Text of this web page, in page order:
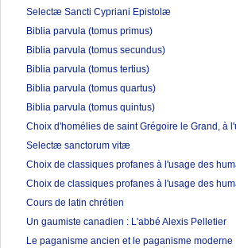
Selectæ Sancti Cypriani Epistolæ
Biblia parvula (tomus primus)
Biblia parvula (tomus secundus)
Biblia parvula (tomus tertius)
Biblia parvula (tomus quartus)
Biblia parvula (tomus quintus)
Choix d'homélies de saint Grégoire le Grand, à
Selectæ sanctorum vitæ
Choix de classiques profanes à l'usage des
Choix de classiques profanes à l'usage des
Cours de latin chrétien
Un gaumiste canadien : L'abbé Alexis Pelletier
Le paganisme ancien et le paganisme moderne